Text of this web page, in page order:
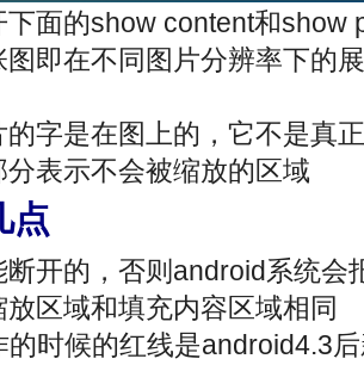
下面的show content和show
即在不同图片分辨率下的
的字是在图上的，它不是真
分表示不会被缩放的区域
点
断开的，否则android系统会
放区域和填充内容区域相同
的时候的红线是android4.3